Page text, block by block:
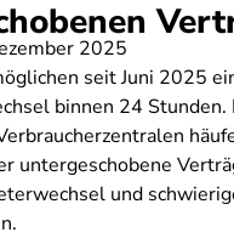
2025
seit Juni 2025
binnen 24 Stunden.
untergeschobene
und